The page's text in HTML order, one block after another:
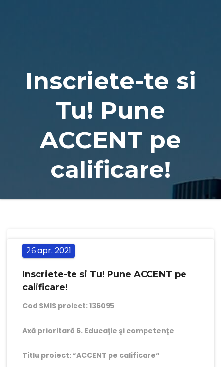
Inscriete-te si
Tu! Pune
ACCENT pe
calificare!
26 apr. 2021
Inscriete-te si Tu! Pune ACCENT pe
calificare!
Cod SMIS proiect: 136095
Axă prioritară 6. Educaţie şi competenţe
Titlu proiect: “ACCENT pe calificare“